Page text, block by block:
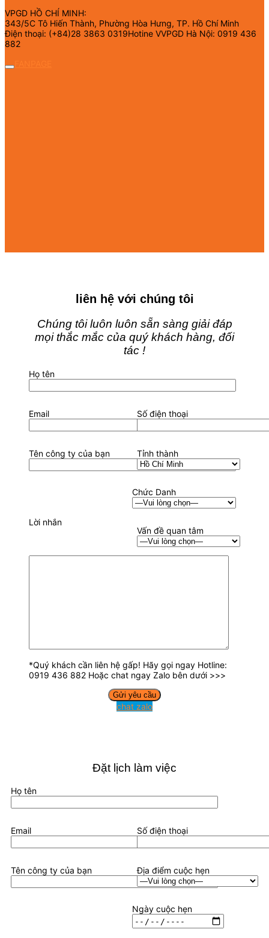
VPGD HỒ CHÍ MINH:
343/5C Tô Hiến Thành, Phường Hòa Hưng, TP. Hồ Chí Minh
Điện thoại: (+84)28 3863 0319Hotine VVPGD Hà Nội: 0919 436
882
liên hệ với chúng tôi
Chúng tôi luôn luôn sẵn sàng giải đáp
mọi thắc mắc của quý khách hàng, đối
tác !
Họ tên
Email Số điện thoại
Tên công ty của bạn Tỉnh thành
Chức Danh
Vấn đề quan tâm
Lời nhắn
*Quý khách cần liên hệ gấp! Hãy gọi ngay Hotline:
0919 436 882 Hoặc chat ngay Zalo bên dưới >>>
chat zalo
Đặt lịch làm việc
Họ tên
Email Số điện thoại
Tên công ty của bạn Địa điểm cuộc hẹn
Ngày cuộc hẹn